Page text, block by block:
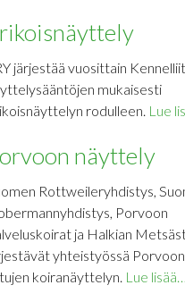
järjestää vuosittain
mukaisesti
rodulleen. Lue
näyttely
Rottweileryhdistys,
Porvoon
ja Halkian
yhteistyössä
koiranäyttelyn. Lue lisää…